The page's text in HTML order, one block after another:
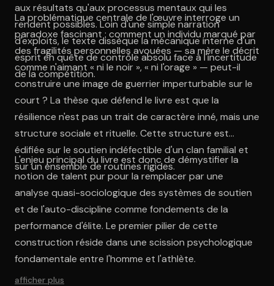
aux résultats qu'aux processus mentaux qui les
rendent possibles. Loin d'une simple narration
d'exploits, le texte dissèque la mécanique interne d'un
esprit en quête de contrôle absolu face à l'incertitude
de la compétition.
La problématique centrale de l'œuvre interroge un
paradoxe fascinant : comment un individu marqué par
des fragilités personnelles avouées — sa mère le décrit
comme n'aimant « ni le noir », « ni l'orage » — peut-il
construire une image de guerrier imperturbable sur le
court ? La thèse que défend le livre est que la
résilience n'est pas un trait de caractère inné, mais une
structure sociale et rituelle. Cette structure est
édifiée sur le soutien indéfectible d'un clan familial et
sur un ensemble de routines rigides.
L'enjeu principal du livre est donc de démystifier la
notion de talent pur pour la remplacer par une
analyse quasi-sociologique des systèmes de soutien
et de l'auto-discipline comme fondements de la
performance d'élite. Le premier pilier de cette
construction réside dans une scission psychologique
fondamentale entre l'homme et l'athlète.
afficher plus